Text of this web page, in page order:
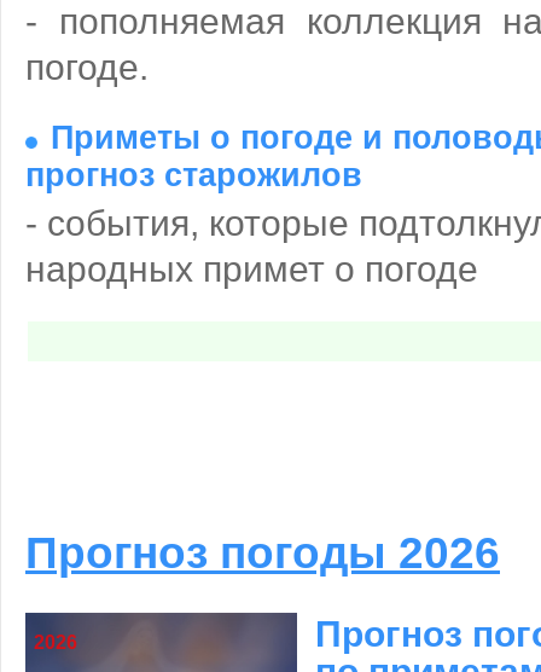
- пополняемая коллекция
погоде.
Приметы о погоде и
прогноз старожилов
- события, которые
народных примет о погоде
Прогноз погоды 2026
2026
Прогноз